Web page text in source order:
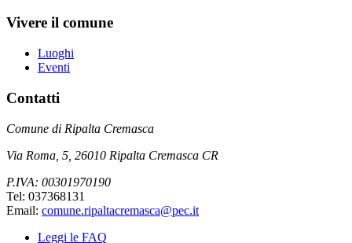
Vivere il comune
Luoghi
Eventi
Contatti
Comune di Ripalta Cremasca
Via Roma, 5, 26010 Ripalta Cremasca CR
P.IVA: 00301970190
Tel: 037368131
Email: comune.ripaltacremasca@pec.it
Leggi le FAQ